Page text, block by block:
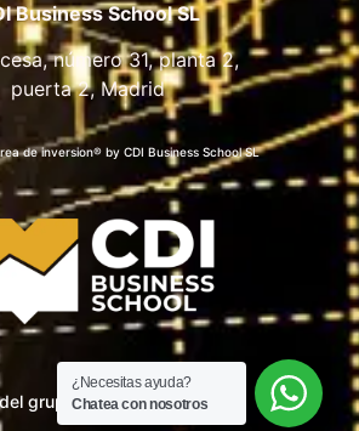
Business School SL
número 31, planta 2,
puerta 2, Madrid
de inversion® by CDI Business School SL
grupo CDI Business School
¿Necesitas ayuda?
Chatea con nosotros